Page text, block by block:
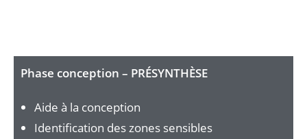
Phase conception – PRÉSYNTHÈSE
Aide à la conception
Identification des zones sensibles